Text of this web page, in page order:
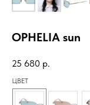
OPHELIA sun
25 680 р.
ЦВЕТ